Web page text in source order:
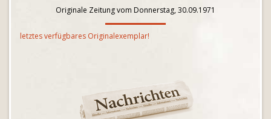
Originale Zeitung vom Donnerstag, 30.09.1971
letztes verfügbares Originalexemplar!